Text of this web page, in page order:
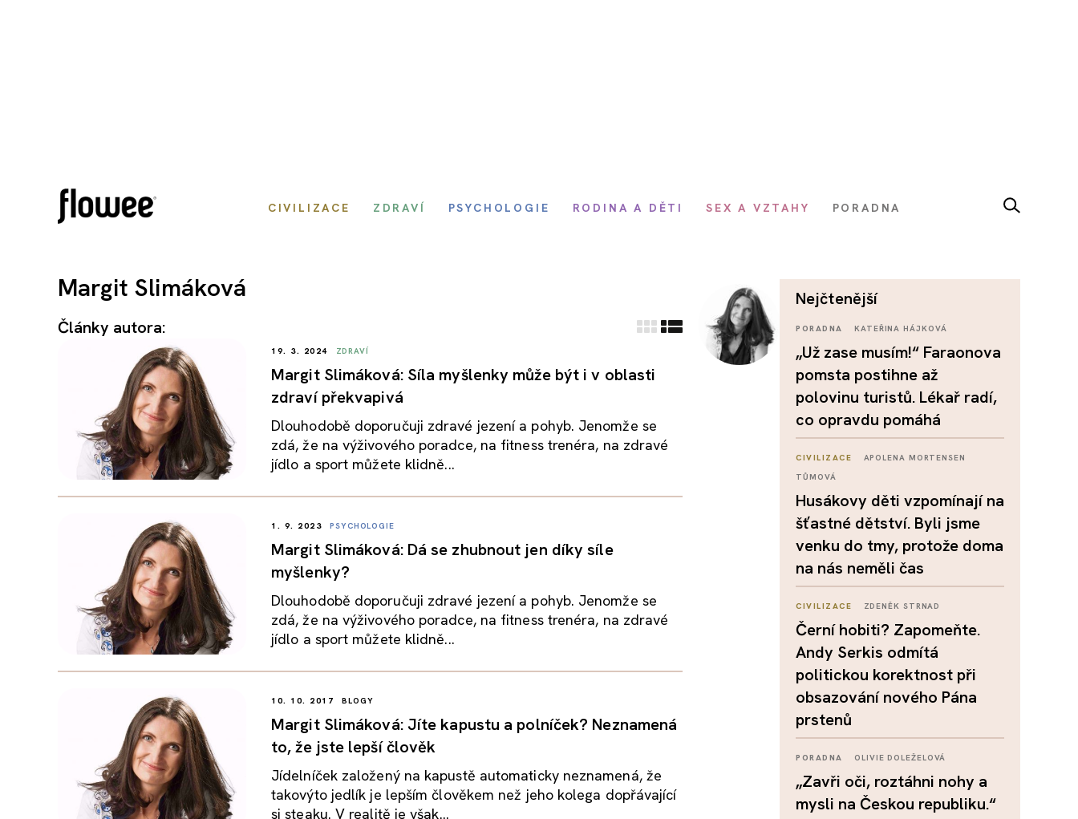
CIVILIZACE ZDRAVÍ PSYCHOLOGIE RODINA A DĚTI SEX A VZTAHY PORADNA
Margit Slimáková
Články autora:
19. 3. 2024 ZDRAVÍ
Margit Slimáková: Síla myšlenky může být i v oblasti
zdraví překvapivá
Dlouhodobě doporučuji zdravé jezení a pohyb. Jenomže se
zdá, že na výživového poradce, na fitness trenéra, na zdravé
jídlo a sport můžete klidně...
1. 9. 2023 PSYCHOLOGIE
Margit Slimáková: Dá se zhubnout jen díky síle
myšlenky?
Dlouhodobě doporučuji zdravé jezení a pohyb. Jenomže se
zdá, že na výživového poradce, na fitness trenéra, na zdravé
jídlo a sport můžete klidně...
10. 10. 2017 BLOGY
Margit Slimáková: Jíte kapustu a polníček? Neznamená
to, že jste lepší člověk
Jídelníček založený na kapustě automaticky neznamená, že
takovýto jedlík je lepším člověkem než jeho kolega dopřávající
si steaku. V realitě je však...
nejčtenější
PORADNA KATEŘINA HÁJKOVÁ
„Už zase musím!“ Faraonova
pomsta postihne až
polovinu turistů. Lékař radí,
co opravdu pomáhá
CIVILIZACE
APOLENA MORTENSEN
TŮMOVÁ
Husákovy děti vzpomínají na
šťastné dětství. Byli jsme
venku do tmy, protože doma
na nás neměli čas
CIVILIZACE ZDENĚK STRNAD
Černí hobiti? Zapomeňte.
Andy Serkis odmítá
politickou korektnost při
obsazování nového Pána
prstenů
PORADNA OLIVIE DOLEŽELOVÁ
„Zavři oči, roztáhni nohy a
mysli na Českou republiku.“